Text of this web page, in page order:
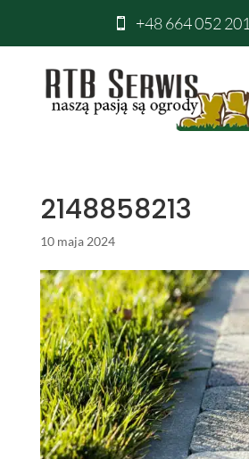
 +48 664 052 201
2148858213
10 maja 2024